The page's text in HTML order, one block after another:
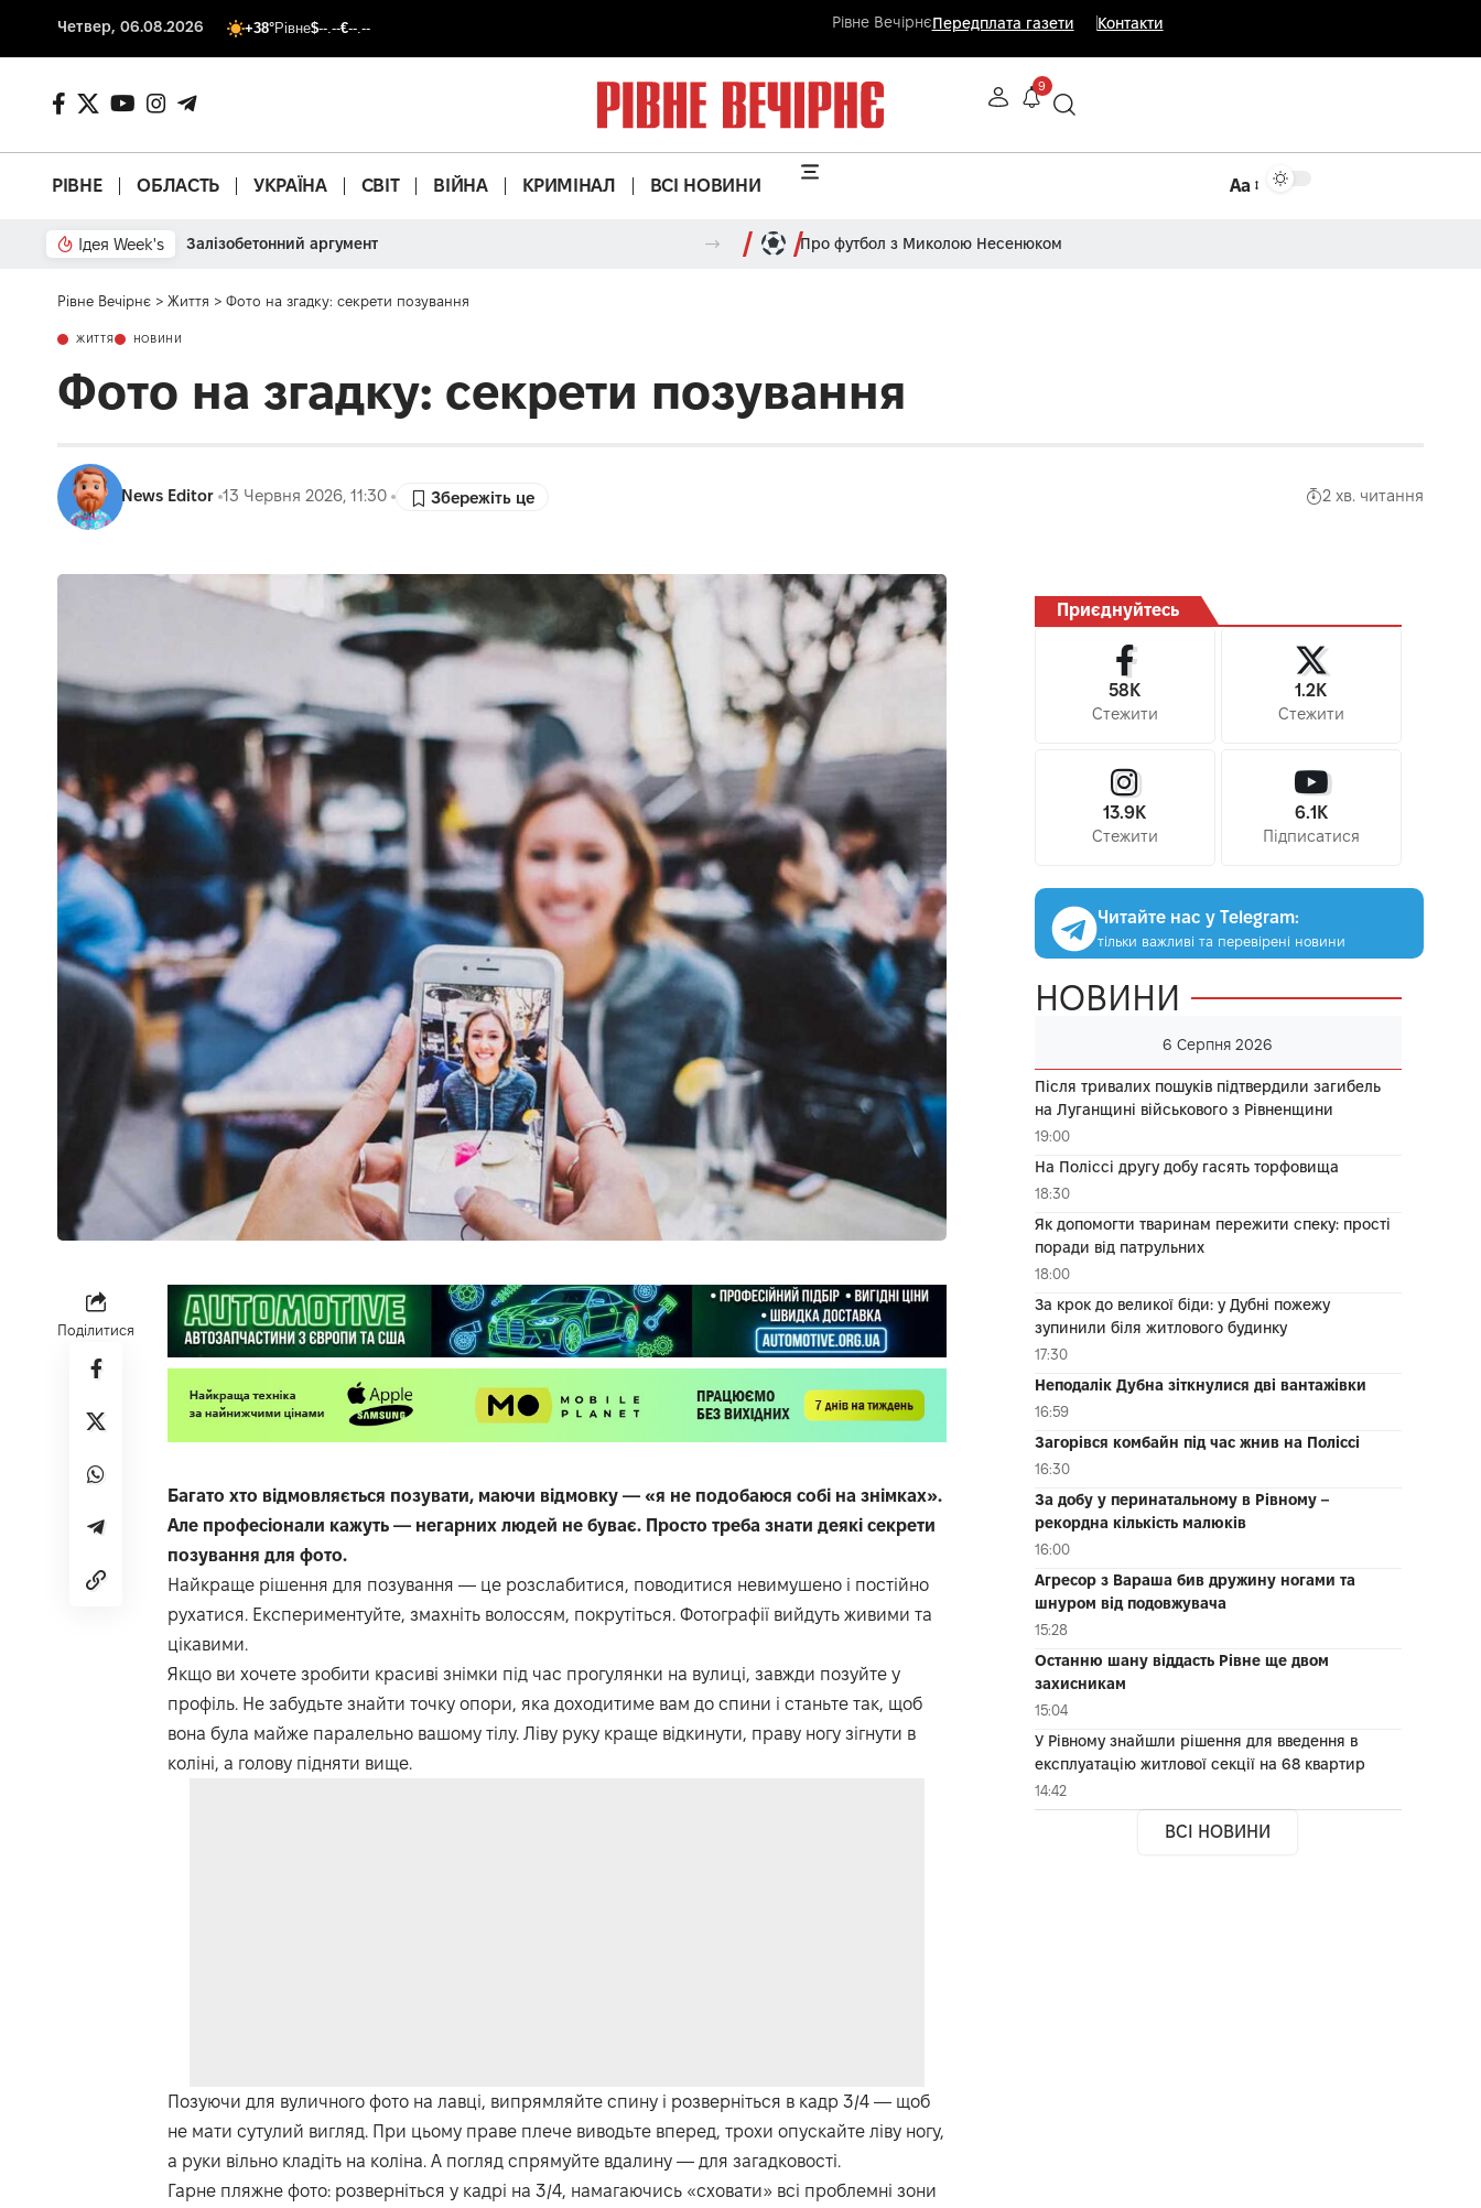
Четвер, 06.08.2026 +38°Рівне$--.--€--.-- Рівне ВечірнєПередплата газети Контакти
9
РІВНЕ ОБЛАСТЬ УКРАЇНА СВІТ ВІЙНА КРИМІНАЛ ВСІ НОВИНИ Аа
Ідея Week's Залізобетонний аргумент Про футбол з Миколою Несенюком
Рівне Вечірнє > Життя > Фото на згадку: секрети позування
ЖИТТЯ НОВИНИ
Фото на згадку: секрети позування
News Editor 13 Червня 2026, 11:30 2 хв. читання
Поділитися
Багато хто відмовляється позувати, маючи відмовку — «я не подобаюся собі на знімках».
Але професіонали кажуть — негарних людей не буває. Просто треба знати деякі секрети
позування для фото.
Найкраще рішення для позування — це розслабитися, поводитися невимушено і постійно
рухатися. Експериментуйте, змахніть волоссям, покрутіться. Фотографії вийдуть живими та
цікавими.
Якщо ви хочете зробити красиві знімки під час прогулянки на вулиці, завжди позуйте у
профіль. Не забудьте знайти точку опори, яка доходитиме вам до спини і станьте так, щоб
вона була майже паралельно вашому тілу. Ліву руку краще відкинути, праву ногу зігнути в
коліні, а голову підняти вище.
Позуючи для вуличного фото на лавці, випрямляйте спину і розверніться в кадр 3/4 — щоб
не мати сутулий вигляд. При цьому праве плече виводьте вперед, трохи опускайте ліву ногу,
а руки вільно кладіть на коліна. А погляд спрямуйте вдалину — для загадковості.
Гарне пляжне фото: розверніться у кадрі на 3/4, намагаючись «сховати» всі проблемні зони
Приєднуйтесь
58K
Стежити
1.2K
Стежити
13.9K
Стежити
6.1K
Підписатися
Читайте нас у Telegram:
тільки важливі та перевірені новини
НОВИНИ
6 Серпня 2026
Після тривалих пошуків підтвердили загибель
на Луганщині військового з Рівненщини
19:00
На Поліссі другу добу гасять торфовища
18:30
Як допомогти тваринам пережити спеку: прості
поради від патрульних
18:00
За крок до великої біди: у Дубні пожежу
зупинили біля житлового будинку
17:30
Неподалік Дубна зіткнулися дві вантажівки
16:59
Загорівся комбайн під час жнив на Поліссі
16:30
За добу у перинатальному в Рівному –
рекордна кількість малюків
16:00
Агресор з Вараша бив дружину ногами та
шнуром від подовжувача
15:28
Останню шану віддасть Рівне ще двом
захисникам
15:04
У Рівному знайшли рішення для введення в
експлуатацію житлової секції на 68 квартир
14:42
ВСІ НОВИНИ